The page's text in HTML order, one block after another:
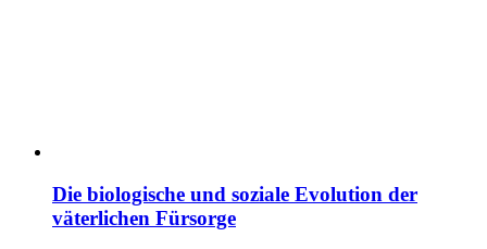
Die biologische und soziale Evolution der
väterlichen Fürsorge